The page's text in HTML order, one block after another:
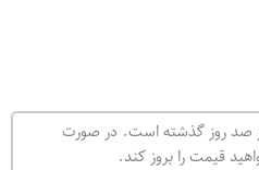
از صد روز گذشته است. در صورت
قیمت را بروز کند.